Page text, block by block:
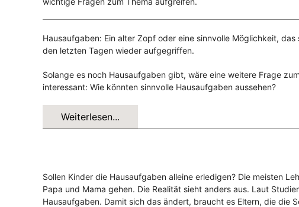
Hausaufgaben: Ein alter Zopf oder eine sinnvolle Möglichkeit,
den letzten Tagen wieder aufgegriffen.
Solange es noch Hausaufgaben gibt, wäre eine weitere Frage
interessant: Wie könnten sinnvolle Hausaufgaben aussehen?
Weiterlesen...
Sollen Kinder die Hausaufgaben alleine erledigen? Die meisten
Papa und Mama gehen. Die Realität sieht anders aus. Laut
Hausaufgaben. Damit sich das ändert, braucht es Eltern, die die